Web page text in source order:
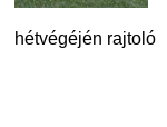
hétvégéjén rajtoló